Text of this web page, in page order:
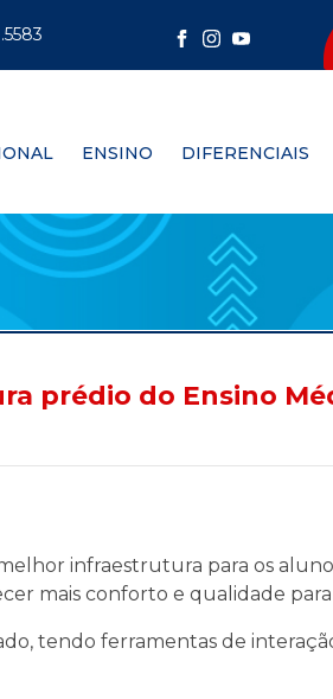
ENSINO DIFERENCIAIS
prédio do Ensino
infraestrutura para os
mais conforto e qualidade
tendo ferramentas de